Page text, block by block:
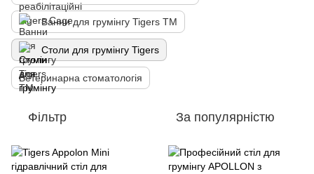
Ванни для грумінгу Tigers TM
Столи для грумінгу Tigers
Ветеринарна стоматологія
Фільтр За популярністю